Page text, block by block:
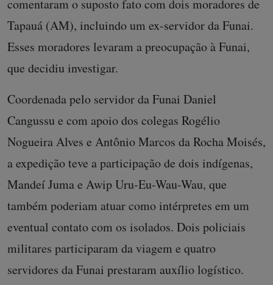
comentaram o suposto fato com dois moradores de
Tapauá (AM), incluindo um ex-servidor da Funai.
Esses moradores levaram a preocupação à Funai,
que decidiu investigar.
Coordenada pelo servidor da Funai Daniel
Cangussu e com apoio dos colegas Rogélio
Nogueira Alves e Antônio Marcos da Rocha Moisés,
a expedição teve a participação de dois indígenas,
Mandeí Juma e Awip Uru-Eu-Wau-Wau, que
também poderiam atuar como intérpretes em um
eventual contato com os isolados. Dois policiais
militares participaram da viagem e quatro
servidores da Funai prestaram auxílio logístico.